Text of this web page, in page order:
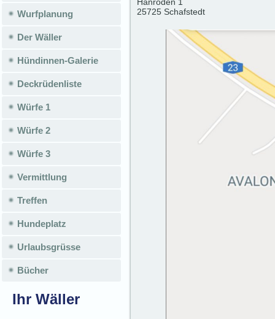
Wurfplanung
Der Wäller
Hündinnen-Galerie
Deckrüdenliste
Würfe 1
Würfe 2
Würfe 3
Vermittlung
Treffen
Hundeplatz
Urlaubsgrüsse
Bücher
Ihr Wäller
25725 Schafstedt